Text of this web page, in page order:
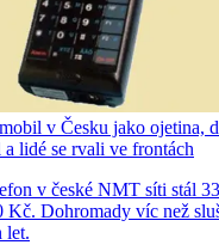
v Česku jako ojetina,
lidé se rvali ve frontách
v české NMT síti stál
Kč. Dohromady víc než
let.